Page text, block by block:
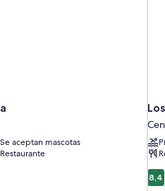
Se aceptan mascotas
Restaurante
8.4
8,4